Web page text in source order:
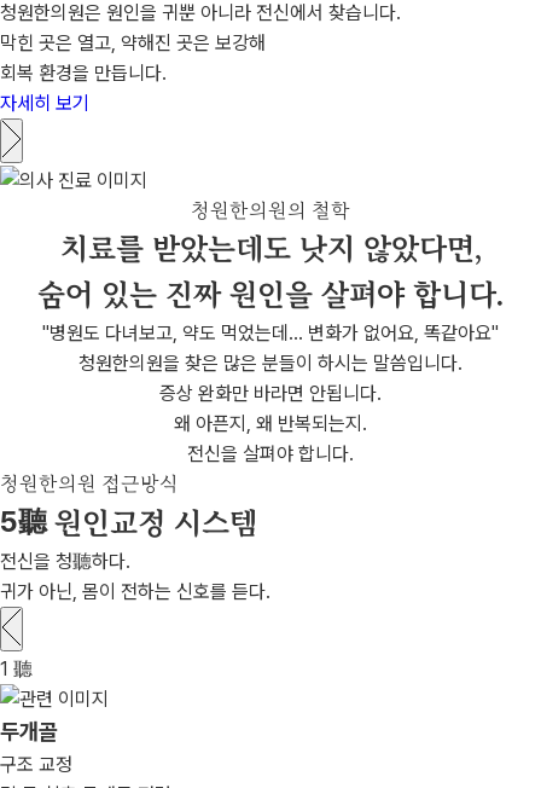
청원한의원은 원인을 귀뿐 아니라 전신에서 찾습니다.
막힌 곳은 열고, 약해진 곳은 보강해
회복 환경을 만듭니다.
자세히 보기
청원한의원의 철학
치료를 받았는데도 낫지 않았다면,
숨어 있는 진짜 원인을 살펴야 합니다.
"병원도 다녀보고, 약도 먹었는데… 변화가 없어요, 똑같아요"
청원한의원을 찾은 많은 분들이 하시는 말씀입니다.
증상 완화만 바라면 안됩니다.
왜 아픈지, 왜 반복되는지.
전신을 살펴야 합니다.
청원한의원 접근방식
5聽 원인교정 시스템
전신을 청聽하다.
귀가 아닌, 몸이 전하는 신호를 듣다.
1 聽
두개골
구조 교정